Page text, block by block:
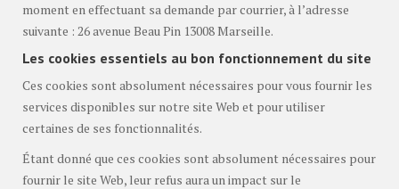
moment en effectuant sa demande par courrier, à l’adresse
suivante : 26 avenue Beau Pin 13008 Marseille.
Les cookies essentiels au bon fonctionnement du site
Ces cookies sont absolument nécessaires pour vous fournir les
services disponibles sur notre site Web et pour utiliser
certaines de ses fonctionnalités.
Étant donné que ces cookies sont absolument nécessaires pour
fournir le site Web, leur refus aura un impact sur le